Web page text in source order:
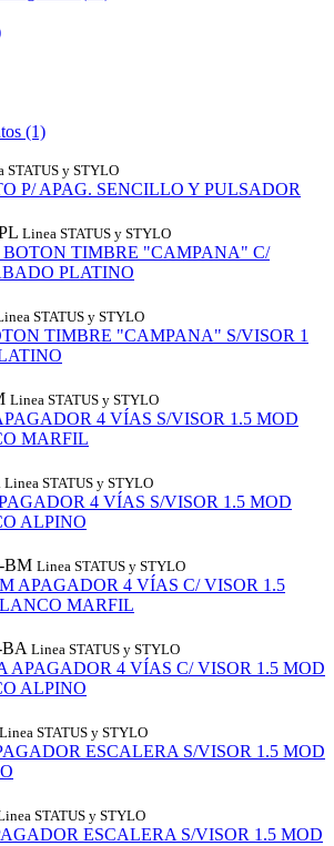
(1)
STATUS y STYLO
P/ APAG. SENCILLO Y PULSADOR
Linea STATUS y STYLO
BOTON TIMBRE "CAMPANA" C/
PLATINO
STATUS y STYLO
TIMBRE "CAMPANA" S/VISOR 1
Linea STATUS y STYLO
4 VÍAS S/VISOR 1.5 MOD
MARFIL
Linea STATUS y STYLO
4 VÍAS S/VISOR 1.5 MOD
ALPINO
BM Linea STATUS y STYLO
APAGADOR 4 VÍAS C/ VISOR 1.5
MARFIL
BA Linea STATUS y STYLO
APAGADOR 4 VÍAS C/ VISOR 1.5 MOD
ALPINO
Linea STATUS y STYLO
ESCALERA S/VISOR 1.5 MOD
STATUS y STYLO
ESCALERA S/VISOR 1.5 MOD